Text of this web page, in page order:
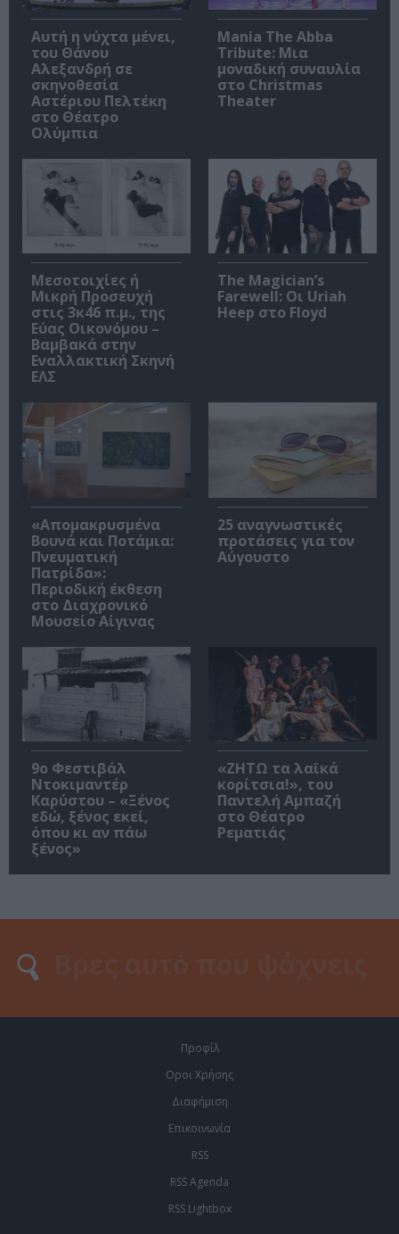
Αυτή η νύχτα μένει,
του Θάνου
Αλεξανδρή σε
σκηνοθεσία
Αστέριου Πελτέκη
στο Θέατρο
Ολύμπια
Mania The Abba
Tribute: Μια
μοναδική συναυλία
στο Christmas
Theater
Μεσοτοιχίες ή
Μικρή Προσευχή
στις 3κ46 π.μ., της
Εύας Οικονόμου –
Βαμβακά στην
Εναλλακτική Σκηνή
ΕΛΣ
The Magician’s
Farewell: Οι Uriah
Heep στο Floyd
«Απομακρυσμένα
Βουνά και Ποτάμια:
Πνευματική
Πατρίδα»:
Περιοδική έκθεση
στο Διαχρονικό
Μουσείο Αίγινας
25 αναγνωστικές
προτάσεις για τον
Αύγουστο
9ο Φεστιβάλ
Ντοκιμαντέρ
Καρύστου – «Ξένος
εδώ, ξένος εκεί,
όπου κι αν πάω
ξένος»
«ΖΗΤΩ τα λαϊκά
κορίτσια!», του
Παντελή Αμπαζή
στο Θέατρο
Ρεματιάς
Προφίλ
Οροι Χρήσης
Διαφήμιση
Επικοινωνία
RSS
RSS Agenda
RSS Lightbox